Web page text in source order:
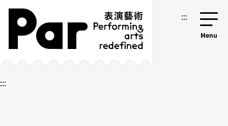
跳到主要內容區塊
網站導覽 :::
:::